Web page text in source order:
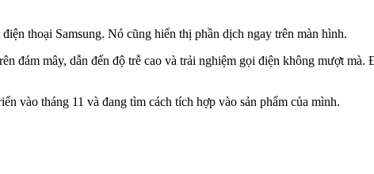
thoại Samsung. Nó cũng hiển thị phần dịch ngay trên màn hình.
đám mây, dẫn đến độ trễ cao và trải nghiệm gọi điện không mượt
vào tháng 11 và đang tìm cách tích hợp vào sản phẩm của mình.